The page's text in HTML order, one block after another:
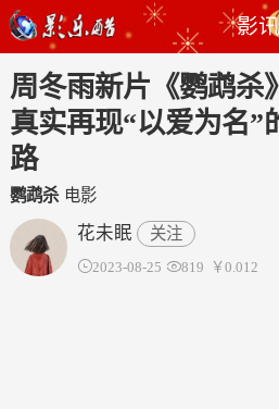
影讯
周冬雨新片《鹦鹉杀
真实再现“以爱为名”
路
鹦鹉杀 电影
花未眠 关注
2023-08-25 819 ￥0.012